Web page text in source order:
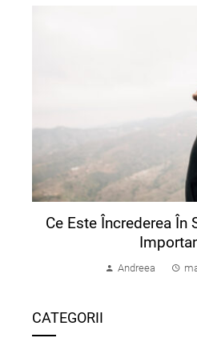
Ce Este Încrederea În
Andreea
CATEGORII